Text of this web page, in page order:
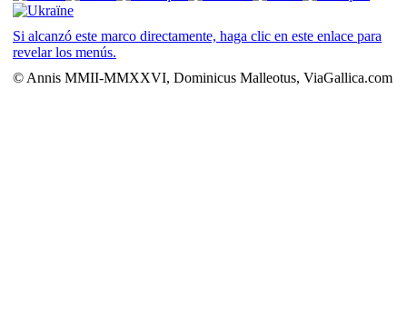
Si alcanzó este marco directamente, haga clic en este enlace para
revelar los menús.
© Annis MMII-MMXXVI, Dominicus Malleotus, ViaGallica.com